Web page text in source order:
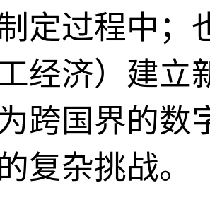
定过程中；
经济）建立
跨国界的数
复杂挑战。